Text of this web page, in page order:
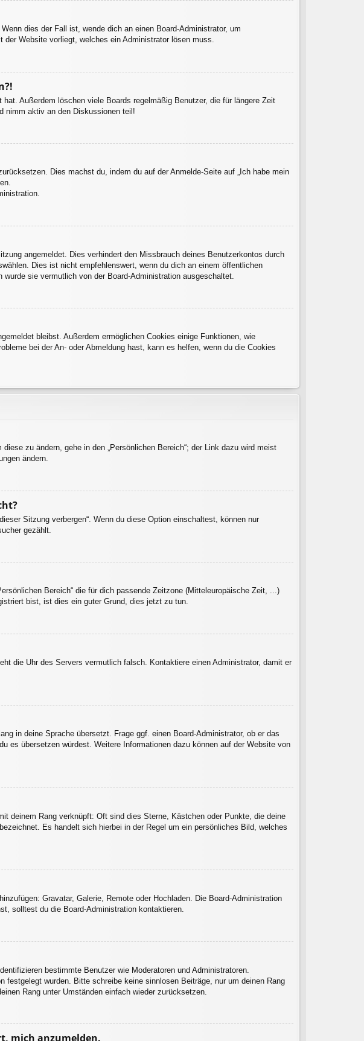
dies der Fall ist, wende dich an einen Board-Administrator, um
Website vorliegt, welches ein Administrator lösen muss.
Außerdem löschen viele Boards regelmäßig Benutzer, die für längere Zeit
nimm aktiv an den Diskussionen teil!
Dies machst du, indem du auf der Anmelde-Seite auf „Ich habe mein
angemeldet. Dies verhindert den Missbrauch deines Benutzerkontos durch
Dies ist nicht empfehlenswert, wenn du dich an einem öffentlichen
sie vermutlich von der Board-Administration ausgeschaltet.
bleibst. Außerdem ermöglichen Cookies einige Funktionen, wie
bei der An- oder Abmeldung hast, kann es helfen, wenn du die Cookies
zu ändern, gehe in den „Persönlichen Bereich“; der Link dazu wird meist
ändern.
Sitzung verbergen“. Wenn du diese Option einschaltest, können nur
gezählt.
Bereich“ die für dich passende Zeitzone (Mitteleuropäische Zeit, ...)
bist, ist dies ein guter Grund, dies jetzt zu tun.
die Uhr des Servers vermutlich falsch. Kontaktiere einen Administrator, damit er
in deine Sprache übersetzt. Frage ggf. einen Board-Administrator, ob er das
es übersetzen würdest. Weitere Informationen dazu können auf der Website von
deinem Rang verknüpft: Oft sind dies Sterne, Kästchen oder Punkte, die deine
Es handelt sich hierbei in der Regel um ein persönliches Bild, welches
Gravatar, Galerie, Remote oder Hochladen. Die Board-Administration
solltest du die Board-Administration kontaktieren.
bestimmte Benutzer wie Moderatoren und Administratoren.
wurden. Bitte schreibe keine sinnlosen Beiträge, nur um deinen Rang
Rang unter Umständen einfach wieder zurücksetzen.
mich anzumelden.